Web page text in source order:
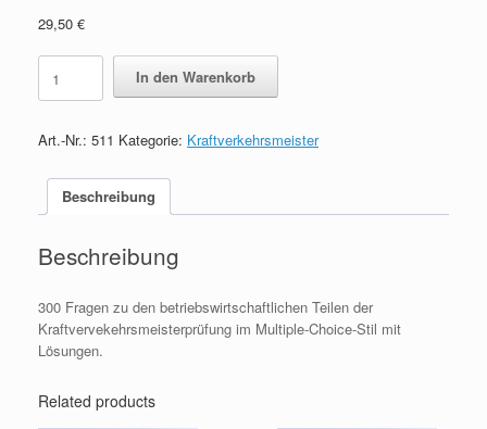
29,50 €
300
Fragen
zum
Betriebswirtschaftlicher
quantity
In den Warenkorb
Art.-Nr.: 511 Kategorie: Kraftverkehrsmeister
Beschreibung
Beschreibung
300 Fragen zu den betriebswirtschaftlichen Teilen der
Kraftvervekehrsmeisterprüfung im Multiple-Choice-Stil mit
Lösungen.
Related products